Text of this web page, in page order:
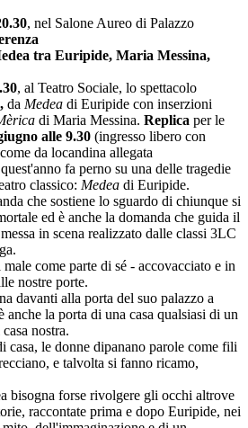
, nel Salone Aureo di Palazzo
tra Euripide, Maria Messina,
, al Teatro Sociale, lo spettacolo
da Medea di Euripide con inserzioni
di Maria Messina. Replica per le
alle 9.30 (ingresso libero con
da locandina allegata
fa perno su una delle tragedie
classico: Medea di Euripide.
che sostiene lo sguardo di chiunque si
ed è anche la domanda che guida il
in scena realizzato dalle classi 3LC
come parte di sé - accovacciato e in
nostre porte.
davanti alla porta del suo palazzo a
la porta di una casa qualsiasi di un
nostra.
casa, le donne dipanano parole come fili
e talvolta si fanno ricamo,
bisogna forse rivolgere gli occhi altrove
raccontate prima e dopo Euripide, nei